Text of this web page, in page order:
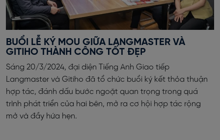
BUỔI LỄ KÝ MOU GIỮA LANGMASTER VÀ
GITIHO THÀNH CÔNG TỐT ĐẸP
Sáng 20/3/2024, đại diện Tiếng Anh Giao tiếp
Langmaster và Gitiho đã tổ chức buổi ký kết thỏa thuận
hợp tác, đánh dấu bước ngoặt quan trọng trong quá
trình phát triển của hai bên, mở ra cơ hội hợp tác rộng
mở và đầy hứa hẹn.